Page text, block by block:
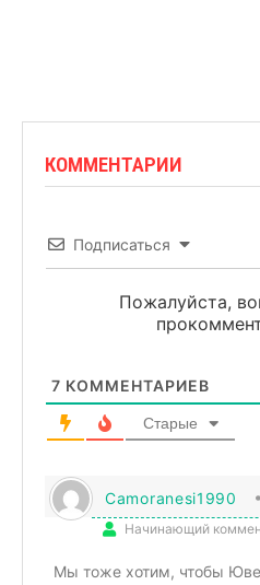
КОММЕНТАРИИ
Подписаться
Пожалуйста,
7 КОММЕНТАРИЕВ
Старые
Camoranesi1990
Начинающий
Мы тоже хотим, чтобы